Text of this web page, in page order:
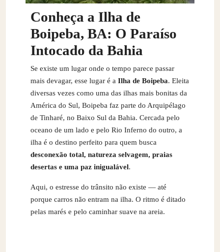
Conheça a Ilha de
Boipeba, BA: O Paraíso
Intocado da Bahia
Se existe um lugar onde o tempo parece passar
mais devagar, esse lugar é a Ilha de Boipeba. Eleita
diversas vezes como uma das ilhas mais bonitas da
América do Sul, Boipeba faz parte do Arquipélago
de Tinharé, no Baixo Sul da Bahia. Cercada pelo
oceano de um lado e pelo Rio Inferno do outro, a
ilha é o destino perfeito para quem busca
desconexão total, natureza selvagem, praias
desertas e uma paz inigualável.
Aqui, o estresse do trânsito não existe — até
porque carros não entram na ilha. O ritmo é ditado
pelas marés e pelo caminhar suave na areia.